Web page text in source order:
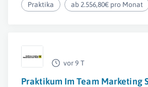
Praktika ab 2.556,80€ pro Monat
vor 9 T
Praktikum Im Team Marketing